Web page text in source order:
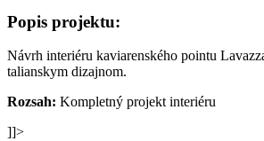
Popis projektu:
Návrh interiéru kaviarenského pointu
talianskym dizajnom.
Rozsah: Kompletný projekt interiéru
]]>